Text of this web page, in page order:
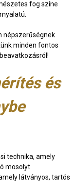
fog színe
népszerűségnek
minden fontos
és
technika, amely
mosolyt.
látványos, tartós